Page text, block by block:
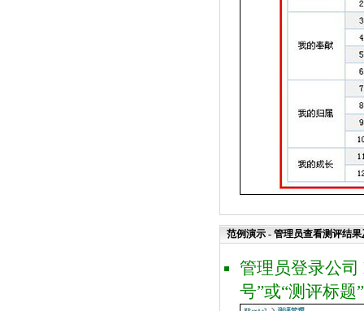
范例演示 - 管理员查看测评结果
管理员登录公司
号”或“测评标